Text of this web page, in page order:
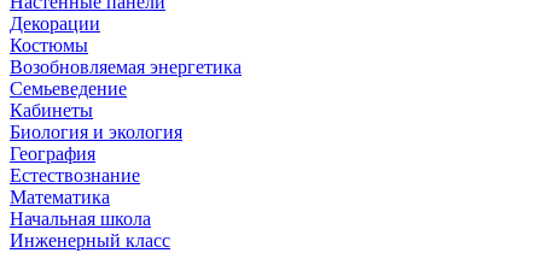
Декорации
Костюмы
Возобновляемая энергетика
Семьеведение
Кабинеты
Биология и экология
География
Естествознание
Математика
Начальная школа
Инженерный класс